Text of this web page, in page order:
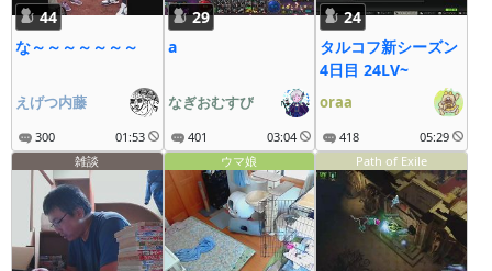
44
な～～～～～～～
えげつ内藤
300 01:53
29
a
なぎおむすび
401 03:04
24
タルコフ新シーズン
4日目 24LV~
oraa
418
05:29
雑談
ウマ娘 Path of Exile